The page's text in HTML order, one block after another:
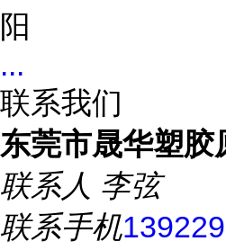
阳
...
联系我们
东莞市晟华塑胶
联系人 李弦
联系手机